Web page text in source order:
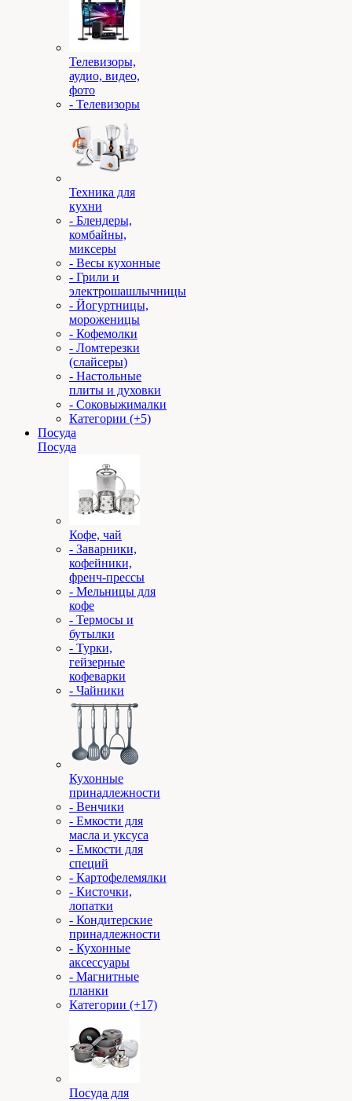
Телевизоры,
аудио, видео,
фото
- Телевизоры
Техника для
кухни
- Блендеры,
комбайны,
миксеры
- Весы кухонные
- Грили и
электрошашлычницы
- Йогуртницы,
мороженицы
- Кофемолки
- Ломтерезки
(слайсеры)
- Настольные
плиты и духовки
- Соковыжималки
Категории (+5)
Посуда
Посуда
Кофе, чай
- Заварники,
кофейники,
френч-прессы
- Мельницы для
кофе
- Термосы и
бутылки
- Турки,
гейзерные
кофеварки
- Чайники
Кухонные
принадлежности
- Венчики
- Емкости для
масла и уксуса
- Емкости для
специй
- Картофелемялки
- Кисточки,
лопатки
- Кондитерские
принадлежности
- Кухонные
аксессуары
- Магнитные
планки
Категории (+17)
Посуда для